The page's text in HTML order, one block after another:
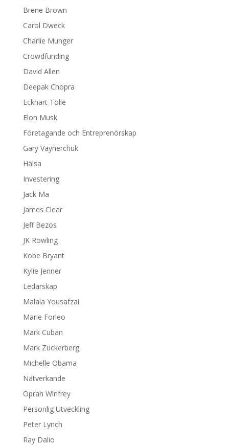
Brene Brown
Carol Dweck
Charlie Munger
Crowdfunding
David Allen
Deepak Chopra
Eckhart Tolle
Elon Musk
Företagande och Entreprenörskap
Gary Vaynerchuk
Hälsa
Investering
Jack Ma
James Clear
Jeff Bezos
JK Rowling
Kobe Bryant
Kylie Jenner
Ledarskap
Malala Yousafzai
Marie Forleo
Mark Cuban
Mark Zuckerberg
Michelle Obama
Nätverkande
Oprah Winfrey
Personlig Utveckling
Peter Lynch
Ray Dalio